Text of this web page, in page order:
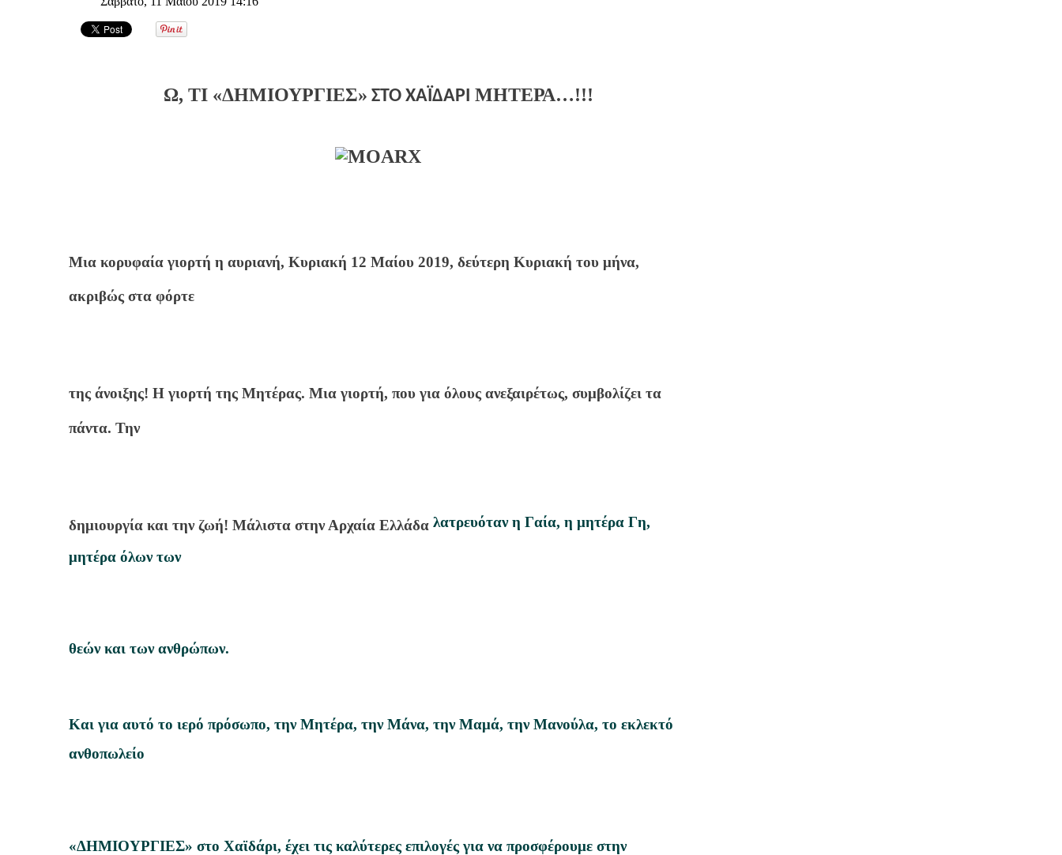
Ω, ΤΙ «ΔΗΜΙΟΥΡΓΙΕΣ» ΣΤΟ ΧΑΪΔΑΡΙ ΜΗΤΕΡΑ…!!!
Μια κορυφαία γιορτή η αυριανή, Κυριακή 12 Μαίου 2019, δεύτερη Κυριακή του μήνα,
ακριβώς στα φόρτε
της άνοιξης! Η γιορτή της Μητέρας. Μια γιορτή, που για όλους ανεξαιρέτως, συμβολίζει τα
πάντα. Την
δημιουργία και την ζωή! Μάλιστα στην Αρχαία Ελλάδα λατρευόταν η Γαία, η μητέρα Γη,
μητέρα όλων των
θεών και των ανθρώπων.
Και για αυτό το ιερό πρόσωπο, την Μητέρα, την Μάνα, την Μαμά, την Μανούλα, το εκλεκτό
ανθοπωλείο
«ΔΗΜΙΟΥΡΓΙΕΣ» στο Χαϊδάρι, έχει τις καλύτερες επιλογές για να προσφέρουμε στην